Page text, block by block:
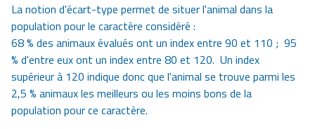
La notion d'écart-type permet de situer l'animal dans la
population pour le caractère considéré :
68 % des animaux évalués ont un index entre 90 et 110 ; 95
% d'entre eux ont un index entre 80 et 120. Un index
supérieur à 120 indique donc que l'animal se trouve parmi les
2,5 % animaux les meilleurs ou les moins bons de la
population pour ce caractère.